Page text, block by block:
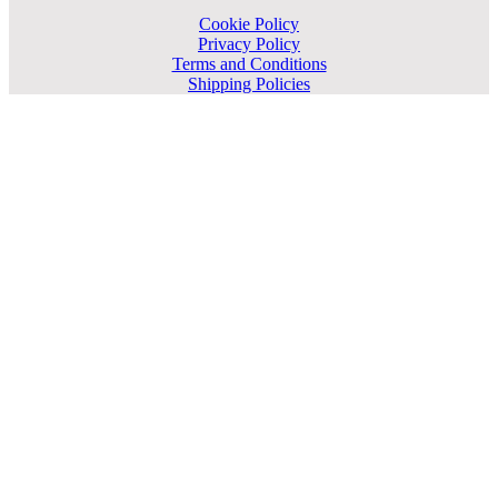
Cookie Policy
Privacy Policy
Terms and Conditions
Shipping Policies